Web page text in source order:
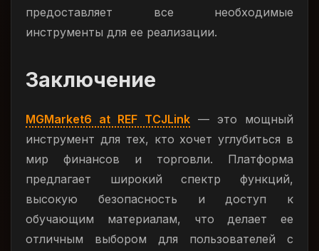
предоставляет все необходимые
инструменты для ее реализации.
Заключение
MGMarket6 at REF TCJLink — это мощный
инструмент для тех, кто хочет углубиться в
мир финансов и торговли. Платформа
предлагает широкий спектр функций,
высокую безопасность и доступ к
обучающим материалам, что делает ее
отличным выбором для пользователей с